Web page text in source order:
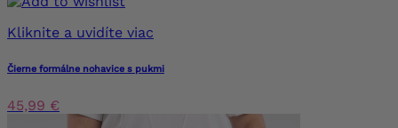
Kliknite a uvidíte viac
Čierne formálne nohavice s pukmi
45,99 €